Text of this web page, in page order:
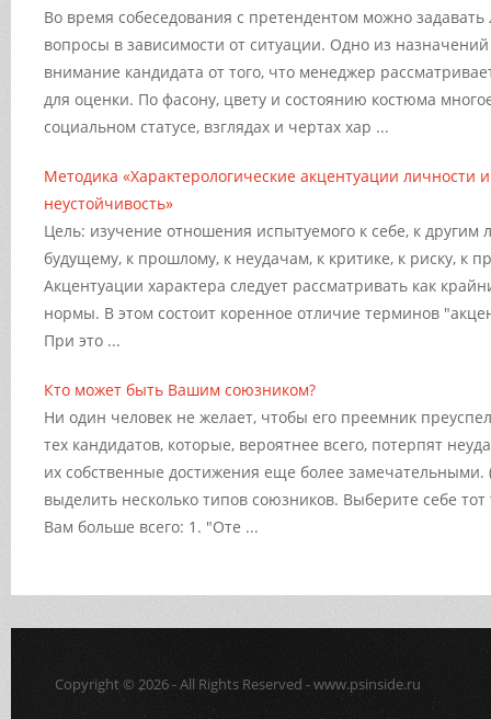
Во время собеседования с претендентом можно
вопросы в зависимости от ситуации. Одно из
внимание кандидата от того, что менеджер
для оценки. По фасону, цвету и состоянию костюма
социальном статусе, взглядах и чертах хар ...
Методика «Характерологические акцентуации личности
неустойчивость»
Цель: изучение отношения испытуемого к себе, к другим
будущему, к прошлому, к неудачам, к критике, к риску, к
Акцентуации характера следует рассматривать как
нормы. В этом состоит коренное отличие терминов
При это ...
Кто может быть Вашим союзником?
Ни один человек не желает, чтобы его преемник
тех кандидатов, которые, вероятнее всего, потерпят
их собственные достижения еще более
выделить несколько типов союзников. Выберите себе
Вам больше всего: 1. "Оте ...
Copyright © 2026 - All Rights Reserved - www.psinside.ru